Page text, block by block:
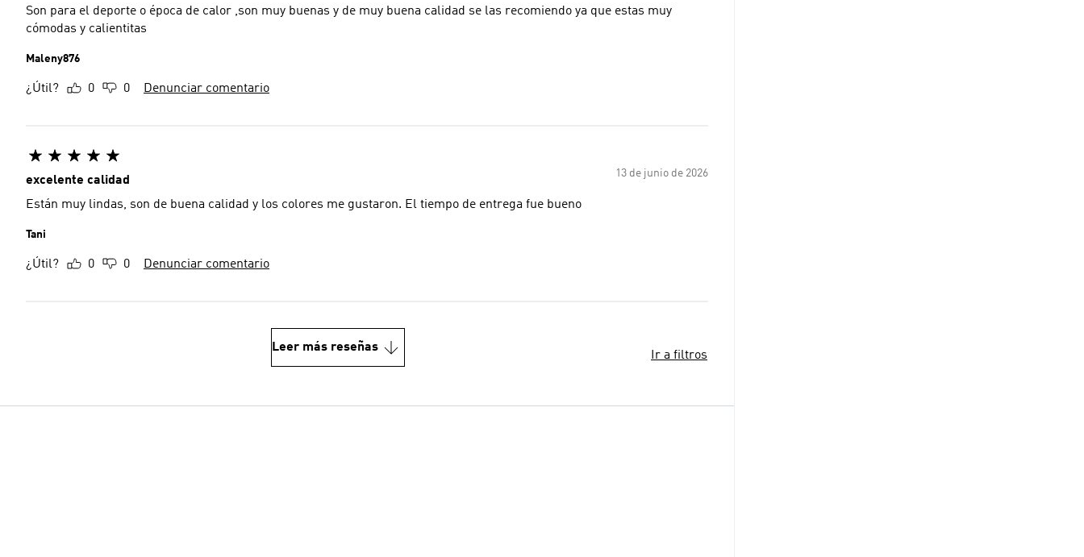
Son para el deporte o época de calor ,son muy buenas y de muy buena calidad se las recomiendo ya que estas muy
cómodas y calientitas
Maleny876
¿Útil? 0 0 Denunciar comentario
13 de junio de 2026
excelente calidad
Están muy lindas, son de buena calidad y los colores me gustaron. El tiempo de entrega fue bueno
Tani
¿Útil? 0 0 Denunciar comentario
Leer más reseñas
Ir a filtros